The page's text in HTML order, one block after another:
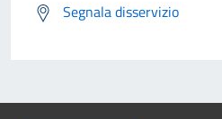
Segnala disservizio